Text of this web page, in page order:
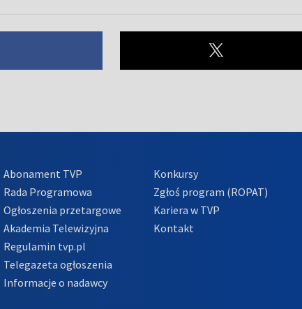
Abonament TVP
Rada Programowa
Ogłoszenia przetargowe
Akademia Telewizyjna
Regulamin tvp.pl
Telegazeta ogłoszenia
Informacje o nadawcy
Konkursy
Zgłoś program (ROPAT)
Kariera w TVP
Kontakt